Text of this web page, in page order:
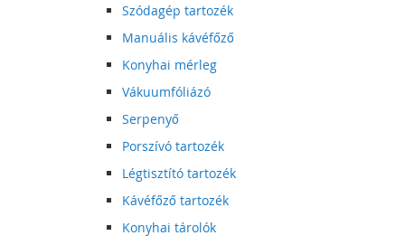
Szódagép tartozék
Manuális kávéfőző
Konyhai mérleg
Vákuumfóliázó
Serpenyő
Porszívó tartozék
Légtisztító tartozék
Kávéfőző tartozék
Konyhai tárolók